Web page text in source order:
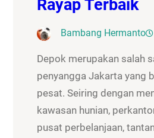
Rayap Terbaik
Bambang Hermanto
Depok merupakan salah
penyangga Jakarta yang
pesat. Seiring dengan
kawasan hunian,
pusat perbelanjaan,